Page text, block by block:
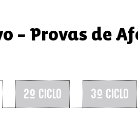
– Provas de
2º CICLO 3º CICLO